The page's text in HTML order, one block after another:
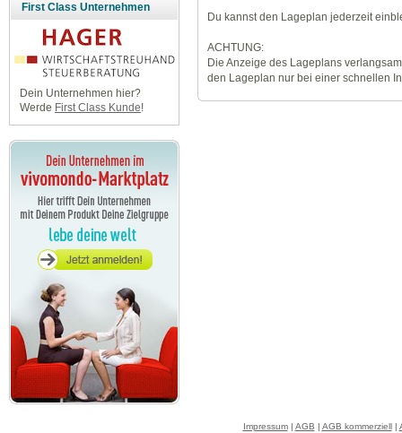
First Class Unternehmen
Dein Unternehmen hier?
Werde First Class Kunde!
Du kannst den Lageplan jederzeit
ACHTUNG:
Die Anzeige des Lageplans
den Lageplan nur bei einer schnellen
Impressum| AGB | AGB kommerziell|